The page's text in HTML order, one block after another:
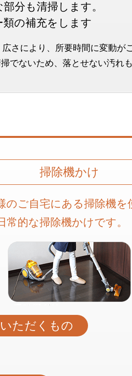
分も清掃します。
類の補充をします
さにより、所要時間に変動が
でないため、落とせない汚れ
掃除機かけ
のご自宅にある掃除機を
常的な掃除機かけです。
ただくもの